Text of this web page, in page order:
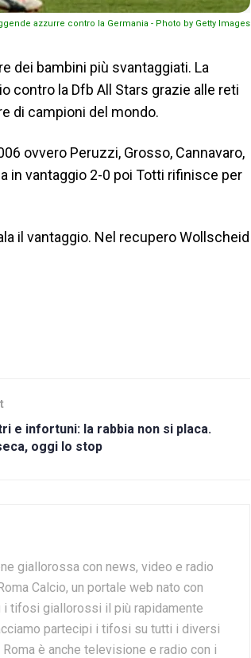
azzurre contro la Germania - Photo by Getty Images
dei bambini più svantaggiati. La
contro la Dfb All Stars grazie alle reti
di campioni del mondo.
ovvero Peruzzi, Grosso, Cannavaro,
in vantaggio 2-0 poi Totti rifinisce per
il vantaggio. Nel recupero Wollscheid
e infortuni: la rabbia non si placa.
oggi lo stop
giallorossa con news, video e radio
Calcio, un portale web nato con
i tifosi giallorossi il più rapidamente
partecipi i tifosi su tutti i diversi
è anche televisione e radio con i